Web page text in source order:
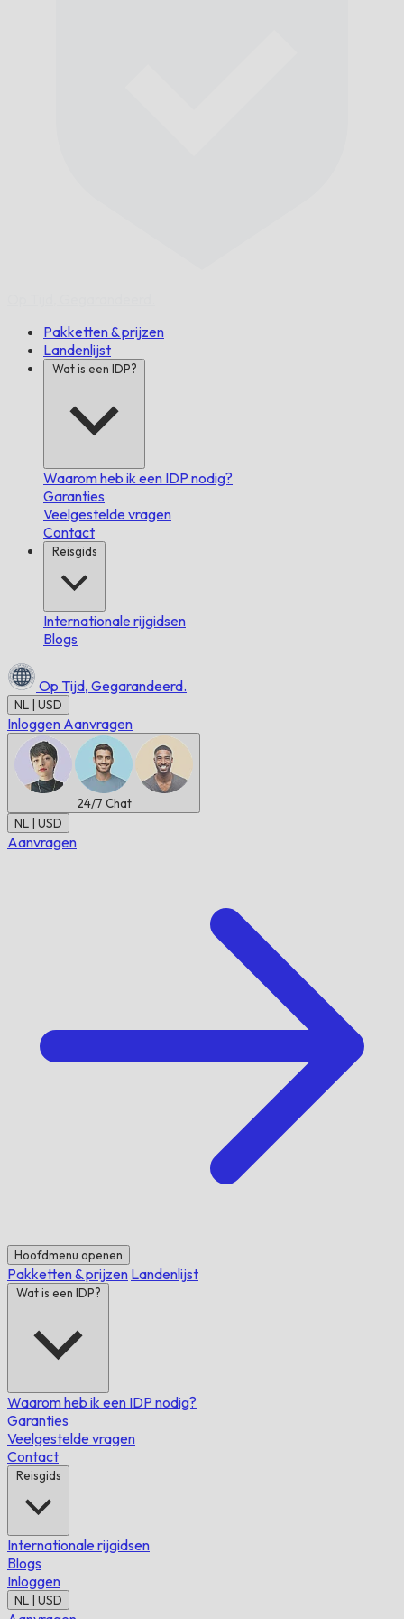
Pakketten & prijzen
Landenlijst
Wat is een IDP?
Waarom heb ik een IDP nodig?
Garanties
Veelgestelde vragen
Contact
Reisgids
Internationale rijgidsen
Blogs
Op Tijd, Gegarandeerd.
NL | USD
Inloggen Aanvragen
24/7 Chat
NL | USD
Aanvragen
Hoofdmenu openen
Pakketten & prijzen Landenlijst
Wat is een IDP?
Waarom heb ik een IDP nodig?
Garanties
Veelgestelde vragen
Contact
Reisgids
Internationale rijgidsen
Blogs
Inloggen
NL | USD